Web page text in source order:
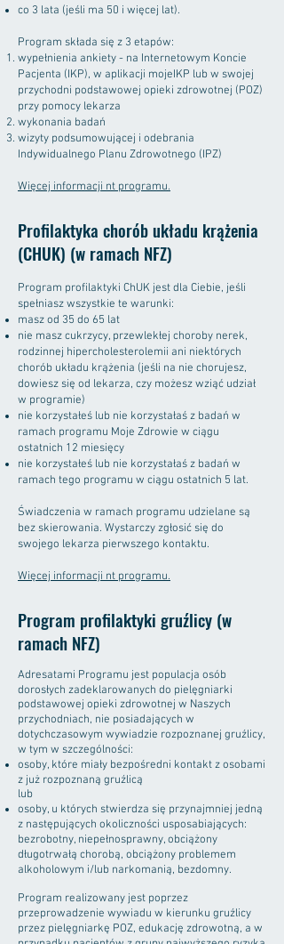
co 3 lata (jeśli ma 50 i więcej lat).
Program składa się z 3 etapów:
wypełnienia ankiety - na Internetowym Koncie
Pacjenta (IKP), w aplikacji mojeIKP lub w swojej
przychodni podstawowej opieki zdrowotnej (POZ)
przy pomocy lekarza
wykonania badań
wizyty podsumowującej i odebrania
Indywidualnego Planu Zdrowotnego (IPZ)
Więcej informacji nt programu.
Profilaktyka chorób układu krążenia
(CHUK) (w ramach NFZ)
Program profilaktyki ChUK jest dla Ciebie, jeśli
spełniasz wszystkie te warunki:
masz od 35 do 65 lat
nie masz cukrzycy, przewlekłej choroby nerek,
rodzinnej hipercholesterolemii ani niektórych
chorób układu krążenia (jeśli na nie chorujesz,
dowiesz się od lekarza, czy możesz wziąć udział
w programie)
nie korzystałeś lub nie korzystałaś z badań w
ramach programu Moje Zdrowie w ciągu
ostatnich 12 miesięcy
nie korzystałeś lub nie korzystałaś z badań w
ramach tego programu w ciągu ostatnich 5 lat.
Świadczenia w ramach programu udzielane są
bez skierowania. Wystarczy zgłosić się do
swojego lekarza pierwszego kontaktu.
Więcej informacji nt programu.
Program profilaktyki gruźlicy (w
ramach NFZ)
Adresatami Programu jest populacja osób
dorosłych zadeklarowanych do pielęgniarki
podstawowej opieki zdrowotnej w Naszych
przychodniach, nie posiadających w
dotychczasowym wywiadzie rozpoznanej gruźlicy,
w tym w szczególności:
osoby, które miały bezpośredni kontakt z osobami
z już rozpoznaną gruźlicą
lub
osoby, u których stwierdza się przynajmniej jedną
z następujących okoliczności usposabiających:
bezrobotny, niepełnosprawny, obciążony
długotrwałą chorobą, obciążony problemem
alkoholowym i/lub narkomanią, bezdomny.
Program realizowany jest poprzez
przeprowadzenie wywiadu w kierunku gruźlicy
przez pielęgniarkę POZ, edukację zdrowotną, a w